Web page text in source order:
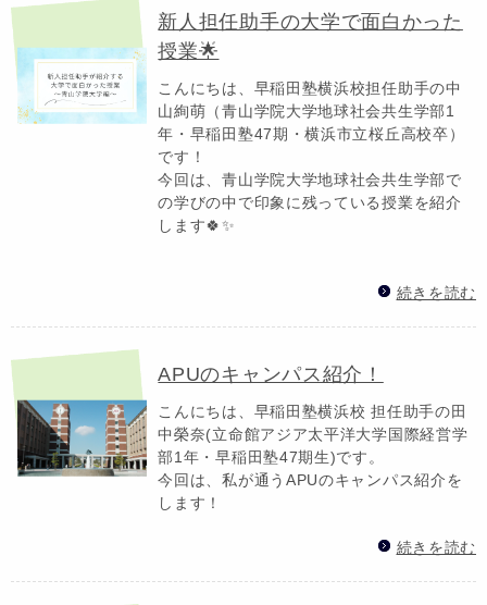
新人担任助手の大学で面白かった
授業🌟
こんにちは、早稲田塾横浜校担任助手の中
山絢萌（青山学院大学地球社会共生学部1
年・早稲田塾47期・横浜市立桜丘高校卒）
です！
今回は、青山学院大学地球社会共生学部で
の学びの中で印象に残っている授業を紹介
します🍀✨
続きを読む
APUのキャンパス紹介！
こんにちは、早稲田塾横浜校 担任助手の田
中榮奈(立命館アジア太平洋大学国際経営学
部1年・早稲田塾47期生)です。
今回は、私が通うAPUのキャンパス紹介を
します！
続きを読む